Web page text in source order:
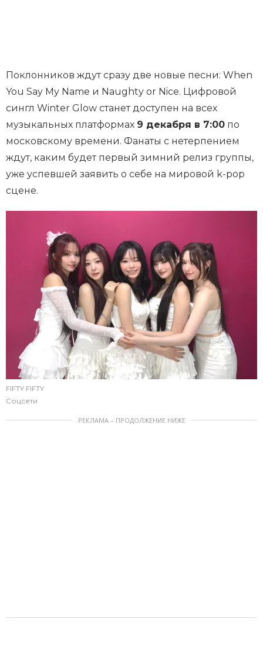
Поклонников ждут сразу две новые песни: When
You Say My Name и Naughty or Nice. Цифровой
сингл Winter Glow станет доступен на всех
музыкальных платформах 9 декабря в 7:00 по
московскому времени. Фанаты с нетерпением
ждут, каким будет первый зимний релиз группы,
уже успевшей заявить о себе на мировой k-pop
сцене.
FIFTY FIFTY
Соцсети
РЕКЛАМА – ПРОДОЛЖЕНИЕ НИЖЕ